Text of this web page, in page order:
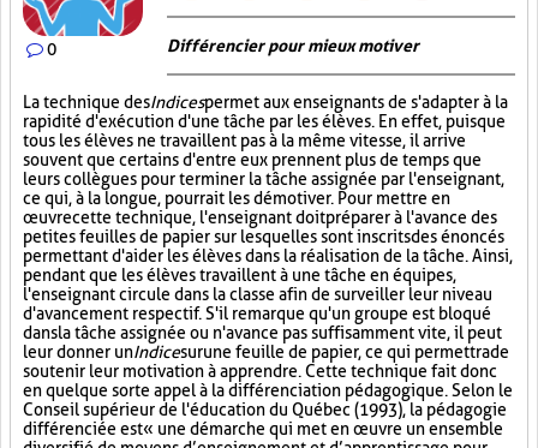
0 Différencier pour mieux motiver
La technique desIndicespermet aux enseignants de s'adapter à la
rapidité d'exécution d'une tâche par les élèves. En effet, puisque
tous les élèves ne travaillent pas à la même vitesse, il arrive
souvent que certains d'entre eux prennent plus de temps que
leurs collègues pour terminer la tâche assignée par l'enseignant,
ce qui, à la longue, pourrait les démotiver. Pour mettre en
œuvre cette technique, l'enseignant doit préparer à l'avance des
petites feuilles de papier sur lesquelles sont inscrits des énoncés
permettant d'aider les élèves dans la réalisation de la tâche. Ainsi,
pendant que les élèves travaillent à une tâche en équipes,
l'enseignant circule dans la classe afin de surveiller leur niveau
d'avancement respectif. S'il remarque qu'un groupe est bloqué
dans la tâche assignée ou n'avance pas suffisamment vite, il peut
leur donner unIndicesurune feuille de papier, ce qui permettra de
soutenir leur motivation à apprendre. Cette technique fait donc
en quelque sorte appel à la différenciation pédagogique. Selon le
Conseil supérieur de l'éducation du Québec (1993), la pédagogie
différenciée est « une démarche qui met en œuvre un ensemble